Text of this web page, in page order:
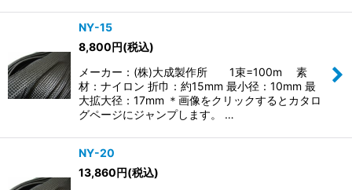
NY-15
8,800円(税込)
メーカー：(株)大成製作所 1束=100m 素
材：ナイロン 折巾：約15mm 最小径：10mm 最
大拡大径：17mm ＊画像をクリックするとカタロ
グページにジャンプします。 …
NY-20
13,860円(税込)